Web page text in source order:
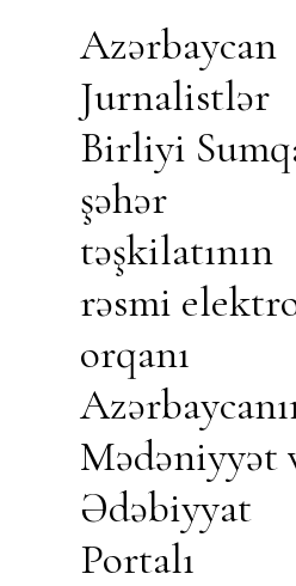
Azərbaycan
Jurnalistlər
Birliyi
şəhər
təşkilatının
rəsmi
orqanı
Mədəniyyət
Ədəbiyyat
Portalı